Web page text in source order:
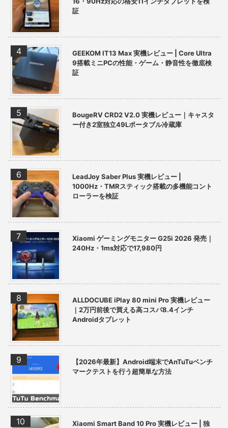
証
GEEKOM IT13 Max 実機レビュー | Core Ultra
9搭載ミニPCの性能・ゲーム・静音性を徹底検
証
BougeRV CRD2 V2.0 実機レビュー｜キャスタ
ー付き2室独立49Lポータブル冷蔵庫
LeadJoy Saber Plus 実機レビュー |
1000Hz・TMRスティック搭載の多機能コント
ローラーを検証
Xiaomi ゲーミングモニター G25i 2026 発売｜
240Hz・1ms対応で17,980円
ALLDOCUBE iPlay 80 mini Pro 実機レビュー
｜2万円前後で買える高コスパ8.4インチ
Androidタブレット
【2026年最新】Android端末でAnTuTuベンチ
マークテストを行う超簡単な方法
Xiaomi Smart Band 10 Pro 実機レビュー | 独